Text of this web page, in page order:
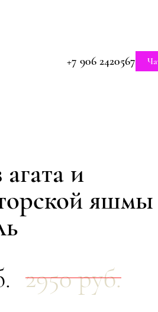
+7 906 2420567
и
яшмы
2950 руб.